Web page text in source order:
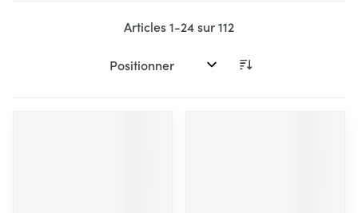
Articles1-24sur112
Trier par: